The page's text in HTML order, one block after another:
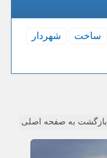
ساخت
شهردار
بازگشت به صفحه اصلی